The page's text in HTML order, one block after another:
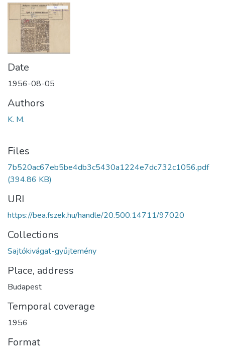
Date
1956-08-05
Authors
K. M.
Files
7b520ac67eb5be4db3c5430a1224e7dc732c1056.pdf
(394.86 KB)
URI
https://bea.fszek.hu/handle/20.500.14711/97020
Collections
Sajtókivágat-gyűjtemény
Place, address
Budapest
Temporal coverage
1956
Format